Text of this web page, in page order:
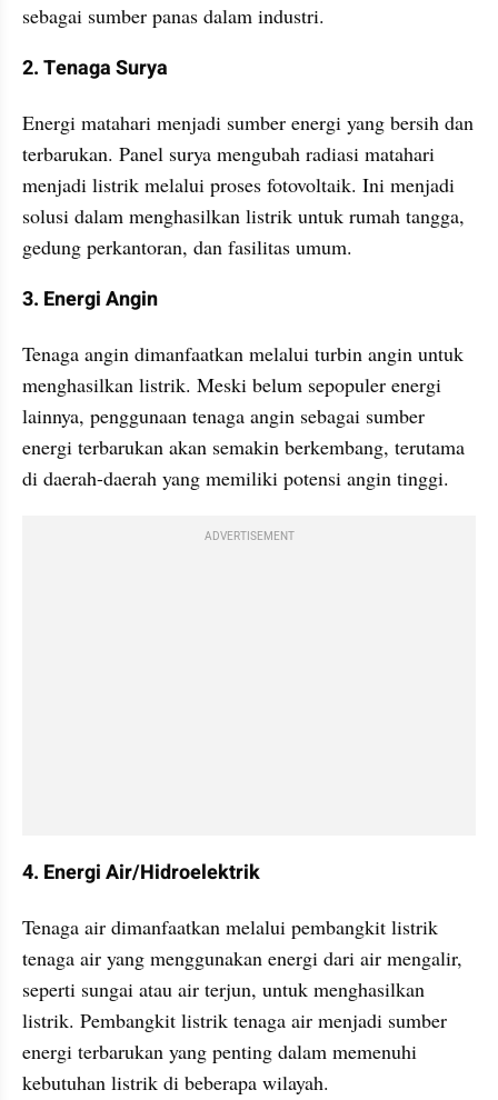
sebagai sumber panas dalam industri.
2. Tenaga Surya
Energi matahari menjadi sumber energi yang bersih dan
terbarukan. Panel surya mengubah radiasi matahari
menjadi listrik melalui proses fotovoltaik. Ini menjadi
solusi dalam menghasilkan listrik untuk rumah tangga,
gedung perkantoran, dan fasilitas umum.
3. Energi Angin
Tenaga angin dimanfaatkan melalui turbin angin untuk
menghasilkan listrik. Meski belum sepopuler energi
lainnya, penggunaan tenaga angin sebagai sumber
energi terbarukan akan semakin berkembang, terutama
di daerah-daerah yang memiliki potensi angin tinggi.
ADVERTISEMENT
4. Energi Air/Hidroelektrik
Tenaga air dimanfaatkan melalui pembangkit listrik
tenaga air yang menggunakan energi dari air mengalir,
seperti sungai atau air terjun, untuk menghasilkan
listrik. Pembangkit listrik tenaga air menjadi sumber
energi terbarukan yang penting dalam memenuhi
kebutuhan listrik di beberapa wilayah.